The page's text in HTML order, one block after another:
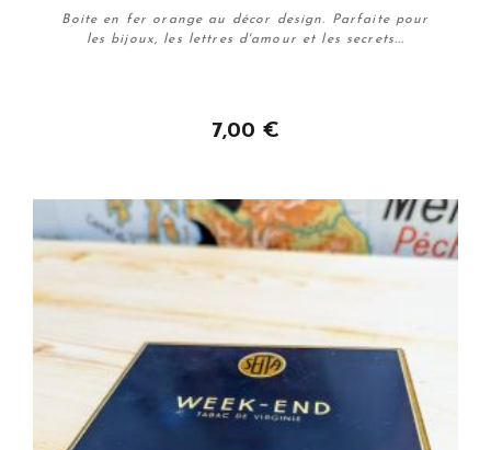
Boite en fer orange au décor design. Parfaite pour
les bijoux, les lettres d'amour et les secrets...
7,00 €